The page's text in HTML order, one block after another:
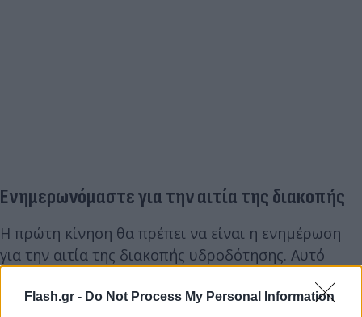
Flash.gr - Do Not Process My Personal Information
Ενημερωνόμαστε για την αιτία της διακοπής
Η πρώτη κίνηση θα πρέπει να είναι η ενημέρωση
για την αιτία της διακοπής υδροδότησης. Αυτό
αρμόδια εταιρεία ύδρευσης, είτε ελέγχοντας την